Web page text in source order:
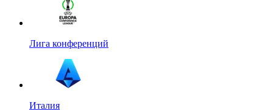
Лига конференций
Италия